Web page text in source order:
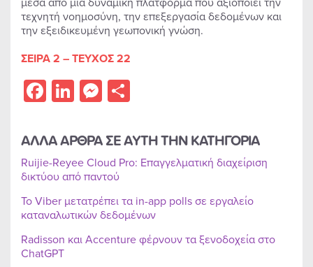
τεχνητή νοημοσύνη, την επεξεργασία δεδομένων και
την εξειδικευμένη γεωπονική γνώση.
ΣΕΙΡΑ 2 – ΤΕΥΧΟΣ 22
Facebook
LinkedIn
Messenger
ΑΛΛΑ ΑΡΘΡΑ ΣΕ ΑΥΤΗ ΤΗΝ ΚΑΤΗΓΟΡΙΑ
Ruijie-Reyee Cloud Pro: Επαγγελματική διαχείριση
δικτύου από παντού
Το Viber μετατρέπει τα in-app polls σε εργαλείο
καταναλωτικών δεδομένων
Radisson και Accenture φέρνουν τα ξενοδοχεία στο
ChatGPT